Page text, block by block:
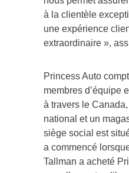
nous permet
à la clientèle
une expérience
extraordinaire »,
Princess Auto
membres d’équipe
à travers le
national et un
siège social est
a commencé
Tallman a acheté